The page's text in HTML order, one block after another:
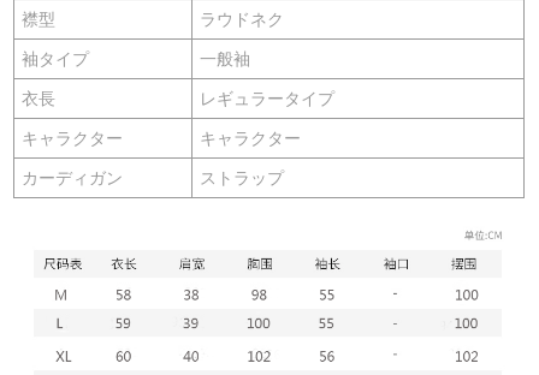
襟型 ラウドネク
袖タイプ 一般袖
衣長 レギュラータイプ
キャラクター キャラクター
カーディガン ストラップ